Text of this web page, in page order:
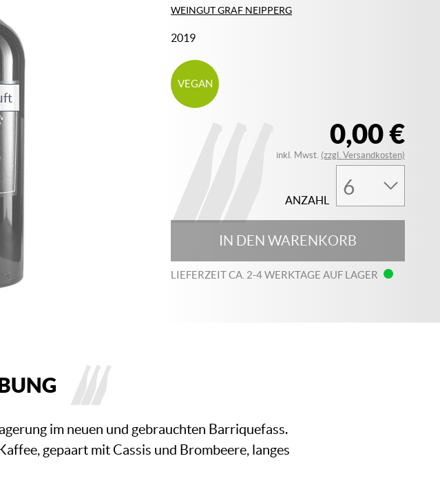
WEINGUT GRAF NEIPPERG
2019
VEGAN
0,00 €
inkl. Mwst. (zzgl. Versandkosten)
ANZAHL
IN DEN WARENKORB
LIEFERZEIT CA. 2-4 WERKTAGE AUF LAGER
im neuen und gebrauchten Barriquefass.
gepaart mit Cassis und Brombeere, langes